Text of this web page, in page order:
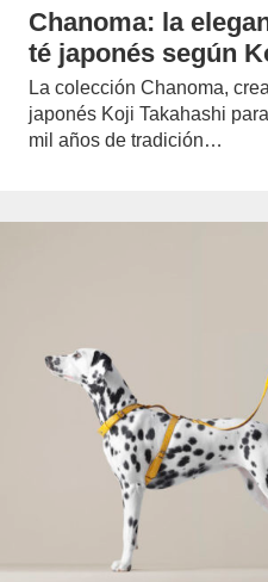
Chanoma: la
té japonés según
La colección Chanoma,
japonés Koji Takahashi
mil años de tradición…